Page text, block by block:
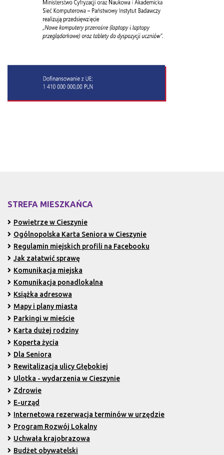
STREFA MIESZKAŃCA
Powietrze w Cieszynie
Ogólnopolska Karta Seniora w Cieszynie
Regulamin miejskich profili na Facebooku
Jak załatwić sprawę
Komunikacja miejska
Komunikacja ponadlokalna
Książka adresowa
Mapy i plany miasta
Parkingi w mieście
Karta dużej rodziny
Koperta życia
Dla Seniora
Rewitalizacja ulicy Głębokiej
Ulotka - wydarzenia w Cieszynie
Zdrowie
E-urząd
Internetowa rezerwacja terminów w urzędzie
Program Rozwój Lokalny
Uchwała krajobrazowa
Budżet obywatelski